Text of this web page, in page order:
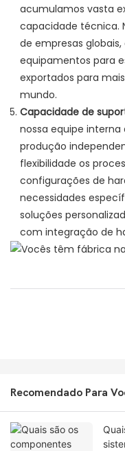
acumulamos vasta
capacidade técnica.
de empresas
equipamentos para
exportados para
mundo.
Capacidade de
nossa equipe interna
produção
flexibilidade os
configurações de
necessidades
soluções
com integração de
Recomendado Para